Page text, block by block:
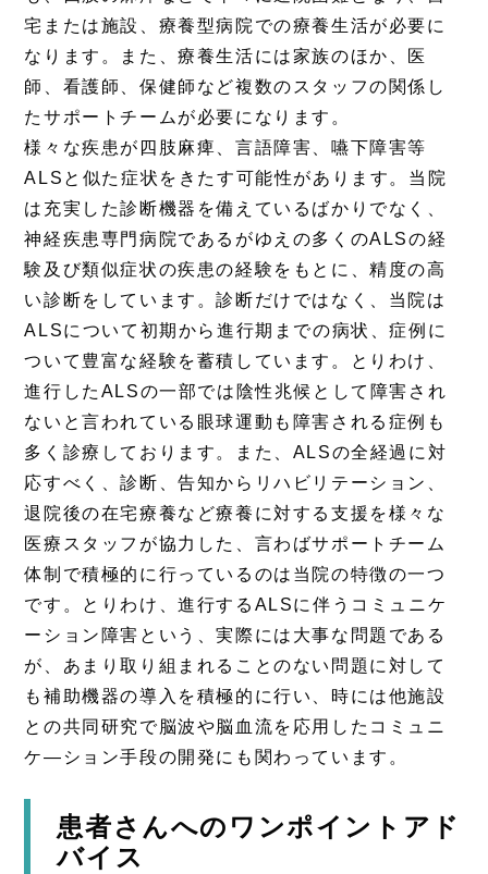
宅または施設、療養型病院での療養生活が必要に
なります。また、療養生活には家族のほか、医
師、看護師、保健師など複数のスタッフの関係し
たサポートチームが必要になります。
様々な疾患が四肢麻痺、言語障害、嚥下障害等
ALSと似た症状をきたす可能性があります。当院
は充実した診断機器を備えているばかりでなく、
神経疾患専門病院であるがゆえの多くのALSの経
験及び類似症状の疾患の経験をもとに、精度の高
い診断をしています。診断だけではなく、当院は
ALSについて初期から進行期までの病状、症例に
ついて豊富な経験を蓄積しています。とりわけ、
進行したALSの一部では陰性兆候として障害され
ないと言われている眼球運動も障害される症例も
多く診療しております。また、ALSの全経過に対
応すべく、診断、告知からリハビリテーション、
退院後の在宅療養など療養に対する支援を様々な
医療スタッフが協力した、言わばサポートチーム
体制で積極的に行っているのは当院の特徴の一つ
です。とりわけ、進行するALSに伴うコミュニケ
ーション障害という、実際には大事な問題である
が、あまり取り組まれることのない問題に対して
も補助機器の導入を積極的に行い、時には他施設
との共同研究で脳波や脳血流を応用したコミュニ
ケ―ション手段の開発にも関わっています。
患者さんへのワンポイントアド
バイス